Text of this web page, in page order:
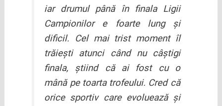
iar drumul până în finala Ligii
Campionilor e foarte lung şi
dificil. Cel mai trist moment îl
trăieşti atunci când nu câştigi
finala, ştiind că ai fost cu o
mână pe toarta trofeului. Cred că
orice sportiv care evoluează şi